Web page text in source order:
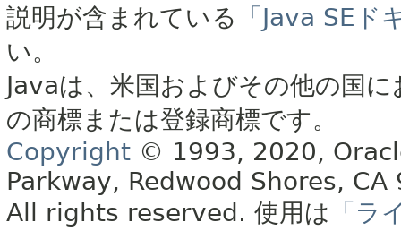
説明が含まれている
「Java SE
い。
Javaは、米国およびその他の国
の商標または登録商標です。
Copyright © 1993, 2020,
Parkway, Redwood Shores, CA
All rights reserved. 使用は 「ラ